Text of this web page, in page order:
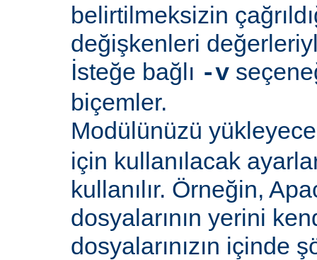
belirtilmeksizin
değişkenleri
İsteğe bağlı -v
biçemler.
Modülünüzü
için kullanılacak
kullanılır. Örneğin,
dosyalarının yerini
dosyalarınızın içinde